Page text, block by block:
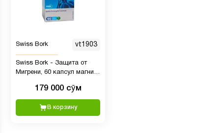
Swiss Bork vt1903
Swiss Bork - Защита от
Мигрени, 60 капсул магний
179 000 сӯм
В корзину